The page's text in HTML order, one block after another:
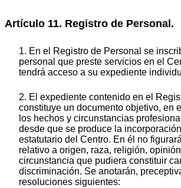
Artículo 11. Registro de Personal.
1. En el Registro de Personal se
personal que preste servicios en el
tendrá acceso a su expediente
2. El expediente contenido en el
constituye un documento objetivo, en
los hechos y circunstancias
desde que se produce la
estatutario del Centro. En él no
relativo a origen, raza, religión,
circunstancia que pudiera constituir
discriminación. Se anotarán,
resoluciones siguientes: